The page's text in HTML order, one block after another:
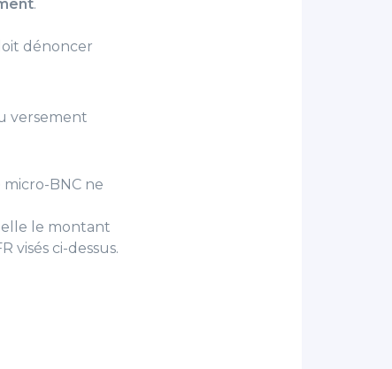
.
dénoncer
versement
BNC ne
le montant
visés ci-dessus.